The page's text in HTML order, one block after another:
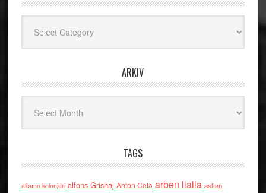
ARKIV
TAGS
albano kolonjari alfons Grishaj Anton Cefa arben llalla asllan